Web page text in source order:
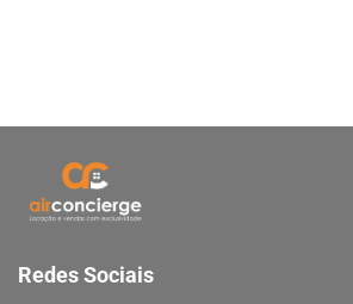
Redes Sociais